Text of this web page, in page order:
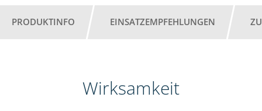
PRODUKTINFO EINSATZEMPFEHLUNGEN
Wirksamkeit